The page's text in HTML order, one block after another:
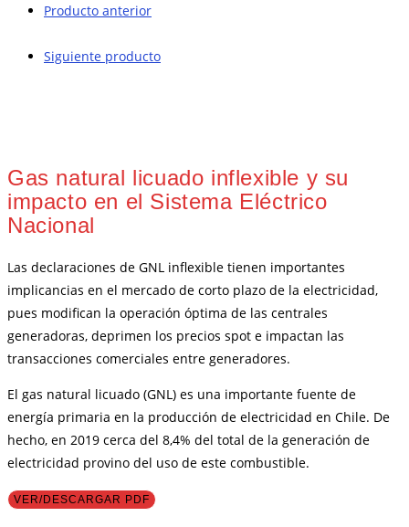
Producto anterior
Siguiente producto
Gas natural licuado inflexible y su
impacto en el Sistema Eléctrico
Nacional
Las declaraciones de GNL inflexible tienen importantes
implicancias en el mercado de corto plazo de la electricidad,
pues modifican la operación óptima de las centrales
generadoras, deprimen los precios spot e impactan las
transacciones comerciales entre generadores.
El gas natural licuado (GNL) es una importante fuente de
energía primaria en la producción de electricidad en Chile. De
hecho, en 2019 cerca del 8,4% del total de la generación de
electricidad provino del uso de este combustible.
VER/DESCARGAR PDF